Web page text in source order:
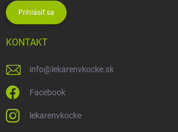
Prihlásiť sa
KONTAKT
info@ lekarenvkocke.sk
Facebook
lekarenvkocke